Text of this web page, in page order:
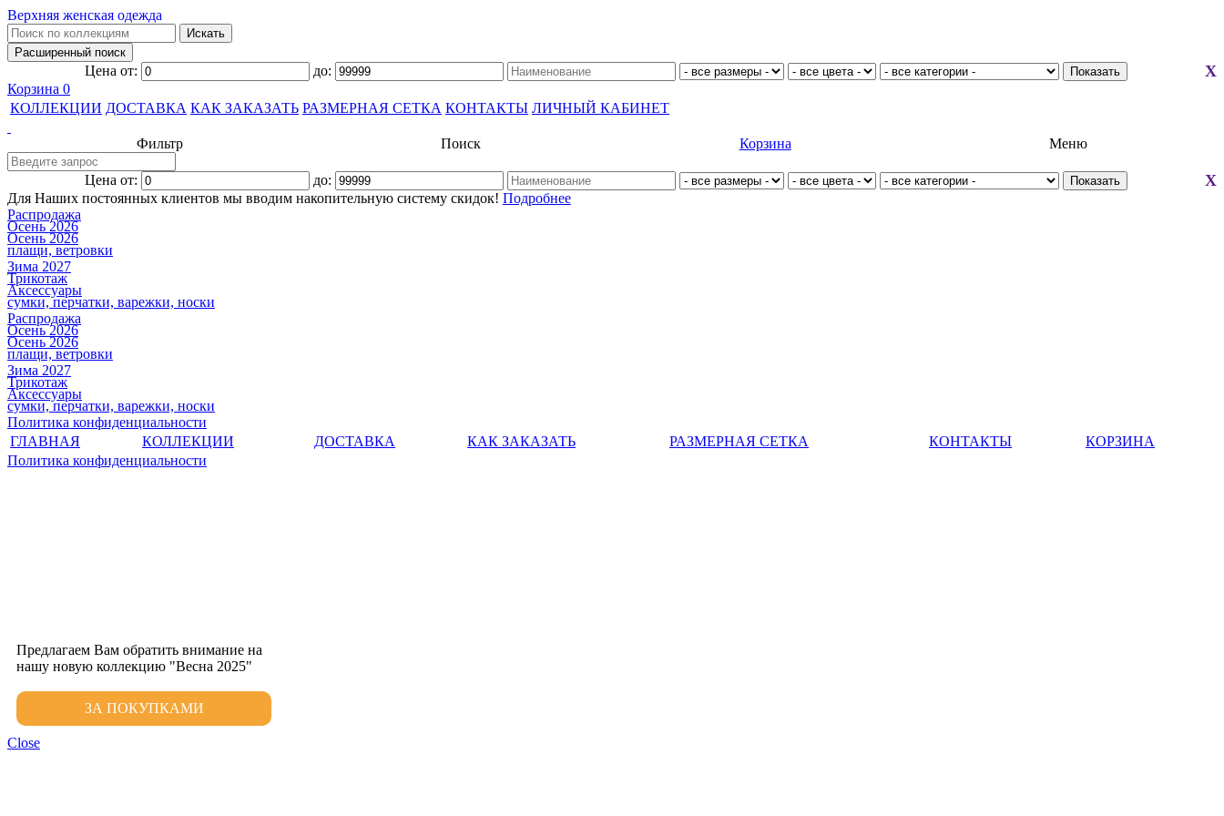
Верхняя женская одежда
Цена от: до: X
Корзина 0
КОЛЛЕКЦИИ ДОСТАВКА КАК ЗАКАЗАТЬ РАЗМЕРНАЯ СЕТКА КОНТАКТЫ ЛИЧНЫЙ КАБИНЕТ
Меню
Корзина
Поиск
Фильтр
Цена от: до: X
Для Наших постоянных клиентов мы вводим накопительную систему скидок! Подробнее
Распродажа
Осень 2026
Осень 2026
плащи, ветровки
Зима 2027
Трикотаж
Аксессуары
сумки, перчатки, варежки, носки
Распродажа
Осень 2026
Осень 2026
плащи, ветровки
Зима 2027
Трикотаж
Аксессуары
сумки, перчатки, варежки, носки
Политика конфиденциальности
ГЛАВНАЯ
КОЛЛЕКЦИИ ДОСТАВКА КАК ЗАКАЗАТЬ РАЗМЕРНАЯ СЕТКА КОНТАКТЫ
КОРЗИНА
Политика конфиденциальности
Предлагаем Вам обратить внимание на
нашу новую коллекцию "Весна 2025"
ЗА ПОКУПКАМИ
Close